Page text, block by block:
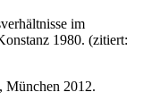
im
1980. (zitiert:
München 2012.